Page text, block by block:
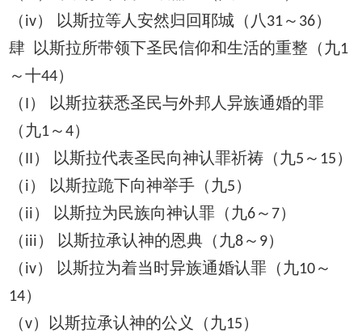
（ iv） 以斯拉等人安然归回耶城（八 31 ～ 36）
肆 以斯拉所带领下圣民信仰和生活的重整（九1
～十44）
（ I ） 以斯拉获悉圣民与外邦人异族通婚的罪
（九1 ～ 4）
（ II ） 以斯拉代表圣民向神认罪祈祷（九5 ～ 15 ）
（ i ） 以斯拉跪下向神举手（九5 ）
（ ii ） 以斯拉为民族向神认罪（九6 ～ 7）
（ iii ） 以斯拉承认神的恩典（九8 ～ 9）
（ iv） 以斯拉为着当时异族通婚认罪（九10 ～
14）
（v）以斯拉承认神的公义（九15 ）